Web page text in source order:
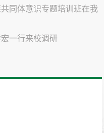
同体意识专题培训班在我
一行来校调研